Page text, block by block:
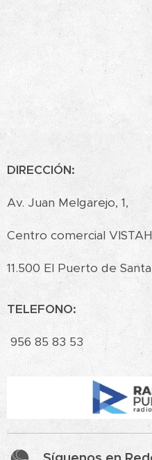
DIRECCIÓN:
Av. Juan Melgarejo, 1,
Centro comercial
11.500 El Puerto de
TELEFONO:
956 85 83 53